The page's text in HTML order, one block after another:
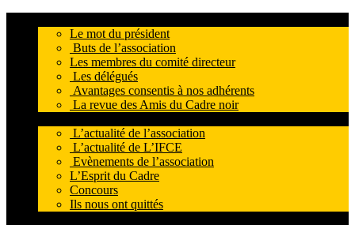
Le mot du président
Buts de l’association
Les membres du comité directeur
Les délégués
Avantages consentis à nos adhérents
La revue des Amis du Cadre noir
L’actualité de l’association
L’actualité de L’IFCE
Evènements de l’association
L’Esprit du Cadre
Concours
Ils nous ont quittés